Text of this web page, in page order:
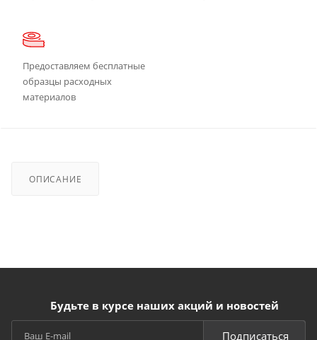
Предоставляем бесплатные
образцы расходных
материалов
ОПИСАНИЕ
Будьте в курсе наших акций и новостей
Подписаться